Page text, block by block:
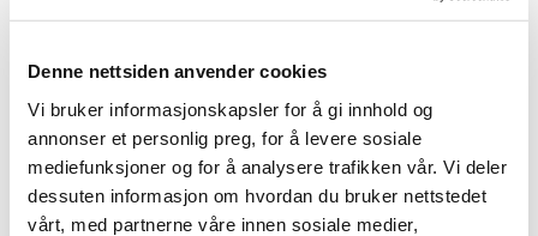
Denne nettsiden anvender cookies
Vi bruker informasjonskapsler for å gi innhold og
annonser et personlig preg, for å levere sosiale
mediefunksjoner og for å analysere trafikken vår. Vi deler
dessuten informasjon om hvordan du bruker nettstedet
vårt, med partnerne våre innen sosiale medier,
FAQ – Lystette lamellgardiner
Hvordan måler jeg riktig til mine nye
lamellgardiner?